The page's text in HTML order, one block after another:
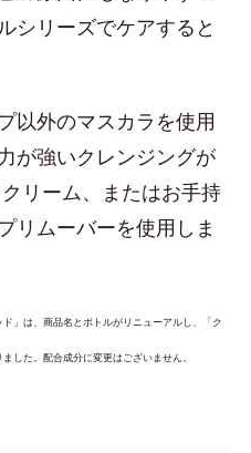
シリーズでケアすると
以外のマスカラを使用
が強いクレンジングが
リーム、またはお手持
リムーバーを使用しま
」は、商品名とボトルがリニューアルし、「ク
した。配合成分に変更はございません。